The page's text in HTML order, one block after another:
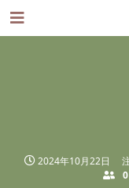
2024年10月22日
0